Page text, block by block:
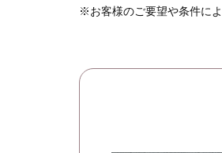
※お客様のご要望や条件に